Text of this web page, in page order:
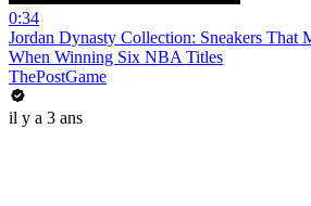
0:34
Jordan Dynasty Collection: Sneakers That
When Winning Six NBA Titles
ThePostGame
il y a 3 ans